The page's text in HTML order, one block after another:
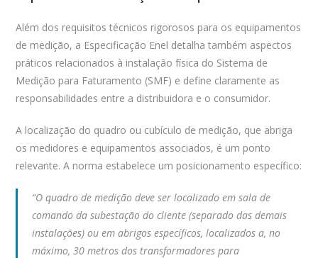
Além dos requisitos técnicos rigorosos para os equipamentos
de medição, a Especificação Enel detalha também aspectos
práticos relacionados à instalação física do Sistema de
Medição para Faturamento (SMF) e define claramente as
responsabilidades entre a distribuidora e o consumidor.
A localização do quadro ou cubículo de medição, que abriga
os medidores e equipamentos associados, é um ponto
relevante. A norma estabelece um posicionamento específico:
“O quadro de medição deve ser localizado em sala de
comando da subestação do cliente (separado das demais
instalações) ou em abrigos específicos, localizados a, no
máximo, 30 metros dos transformadores para